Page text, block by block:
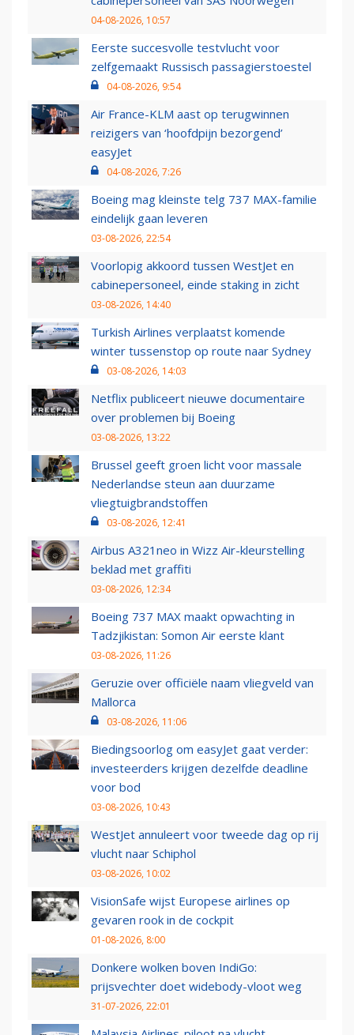
04-08-2026, 10:57
Eerste succesvolle testvlucht voor
zelfgemaakt Russisch passagierstoestel
04-08-2026, 9:54
Air France-KLM aast op terugwinnen
reizigers van ‘hoofdpijn bezorgend’
easyJet
04-08-2026, 7:26
Boeing mag kleinste telg 737 MAX-familie
eindelijk gaan leveren
03-08-2026, 22:54
Voorlopig akkoord tussen WestJet en
cabinepersoneel, einde staking in zicht
03-08-2026, 14:40
Turkish Airlines verplaatst komende
winter tussenstop op route naar Sydney
03-08-2026, 14:03
Netflix publiceert nieuwe documentaire
over problemen bij Boeing
03-08-2026, 13:22
Brussel geeft groen licht voor massale
Nederlandse steun aan duurzame
vliegtuigbrandstoffen
03-08-2026, 12:41
Airbus A321neo in Wizz Air-kleurstelling
beklad met graffiti
03-08-2026, 12:34
Boeing 737 MAX maakt opwachting in
Tadzjikistan: Somon Air eerste klant
03-08-2026, 11:26
Geruzie over officiële naam vliegveld van
Mallorca
03-08-2026, 11:06
Biedingsoorlog om easyJet gaat verder:
investeerders krijgen dezelfde deadline
voor bod
03-08-2026, 10:43
WestJet annuleert voor tweede dag op rij
vlucht naar Schiphol
03-08-2026, 10:02
VisionSafe wijst Europese airlines op
gevaren rook in de cockpit
01-08-2026, 8:00
Donkere wolken boven IndiGo:
prijsvechter doet widebody-vloot weg
31-07-2026, 22:01